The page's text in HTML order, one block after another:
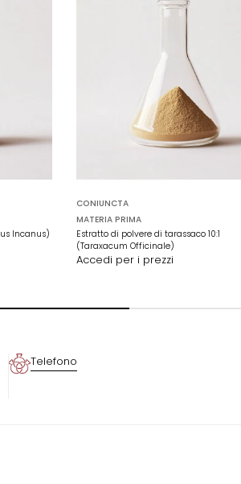
Incanus)
CONIUNCTA
MATERIA PRIMA
Estratto di polvere di tarassaco 10:1
(Taraxacum Officinale)
Accedi per i prezzi
Telefono